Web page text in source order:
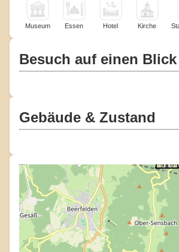
Museum Essen Hotel Kirche
Besuch auf einen Blick
Gebäude & Zustand